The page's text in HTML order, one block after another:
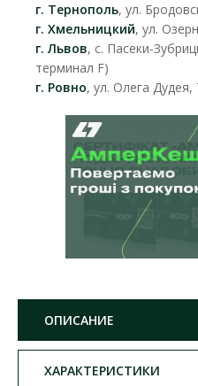
г. Тернополь, ул.
г. Хмельницкий, ул.
г. Львов, с. Пасеки-
терминал F)
г. Ровно, ул. Олега Дудея,
ОПИСАНИЕ
ХАРАКТЕРИСТИКИ